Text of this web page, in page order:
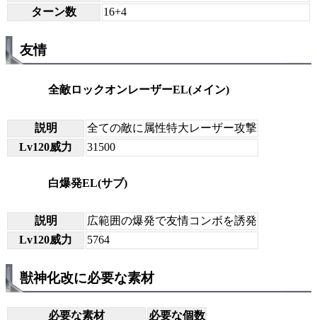
ターン数
16+4
友情
全敵ロックオンレーザーEL(メイン)
説明
全ての敵に属性特大レーザー攻撃
Lv120威力
31500
白爆発EL(サブ)
説明
広範囲の爆発で友情コンボを誘発
Lv120威力
5764
獣神化改に必要な素材
必要な素材
必要な個数